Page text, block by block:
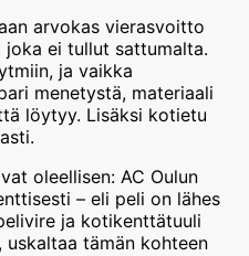
arvokas vierasvoitto
joka ei tullut sattumalta.
ja vaikka
menetystä, materiaali
löytyy. Lisäksi kotietu
oleellisen: AC Oulun
– eli peli on lähes
ja kotikenttätuuli
uskaltaa tämän kohteen